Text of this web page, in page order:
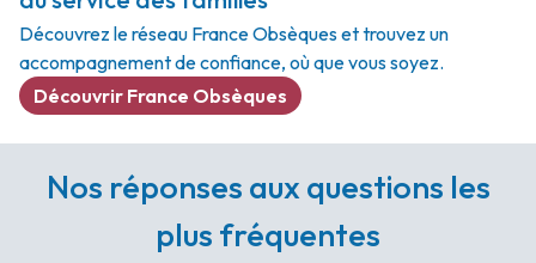
Découvrez le réseau France Obsèques et trouvez un
accompagnement de confiance, où que vous soyez.
Découvrir France Obsèques
Nos réponses aux questions les
plus fréquentes